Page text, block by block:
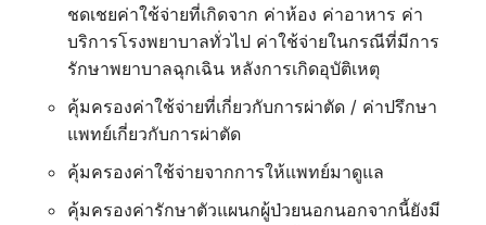
ชดเชยค่าใช้จ่ายที่เกิดจาก ค่าห้อง ค่าอาหาร ค่า
บริการโรงพยาบาลทั่วไป ค่าใช้จ่ายในกรณีที่มีการ
รักษาพยาบาลฉุกเฉิน หลังการเกิดอุบัติเหตุ
คุ้มครองค่าใช้จ่ายที่เกี่ยวกับการผ่าตัด / ค่าปรึกษา
แพทย์เกี่ยวกับการผ่าตัด
คุ้มครองค่าใช้จ่ายจากการให้แพทย์มาดูแล
คุ้มครองค่ารักษาตัวแผนกผู้ป่วยนอกนอกจากนี้ยังมี